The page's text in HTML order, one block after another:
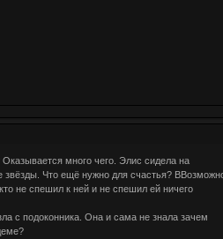
много чего. Элис сидела на
звёзды. Что ещё нужно для счастья?
не спешил к ней и не спешил ей ничего
с подоконника. Она и сама не знала зачем